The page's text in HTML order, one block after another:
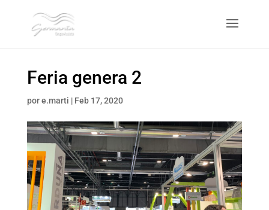
Feria genera 2
pore.marti | Feb 17, 2020